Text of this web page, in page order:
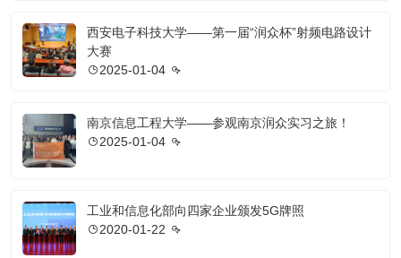
西安电子科技大学——第一届“润众杯”射频电路设计
大赛
2025-01-04
南京信息工程大学——参观南京润众实习之旅！
2025-01-04
工业和信息化部向四家企业颁发5G牌照
2020-01-22